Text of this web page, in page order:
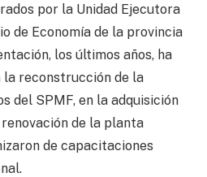
por la Unidad Ejecutora
de Economía de la provincia
los últimos años, ha
la reconstrucción de la
del SPMF, en la adquisición
de la planta
de capacitaciones